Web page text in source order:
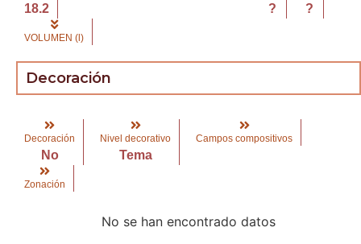
18.2 ? ?
VOLUMEN (l)
Decoración
Decoración
No
Nivel decorativo
Tema
Campos compositivos
Zonación
No se han encontrado datos